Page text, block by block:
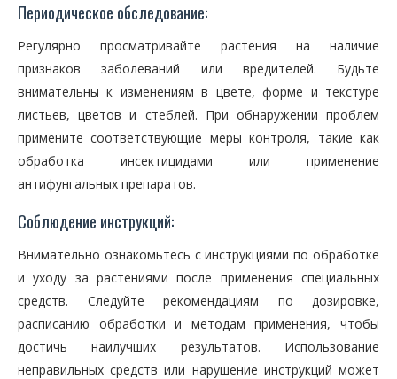
Периодическое обследование:
Регулярно просматривайте растения на наличие
признаков заболеваний или вредителей. Будьте
внимательны к изменениям в цвете, форме и текстуре
листьев, цветов и стеблей. При обнаружении проблем
примените соответствующие меры контроля, такие как
обработка инсектицидами или применение
антифунгальных препаратов.
Соблюдение инструкций:
Внимательно ознакомьтесь с инструкциями по обработке
и уходу за растениями после применения специальных
средств. Следуйте рекомендациям по дозировке,
расписанию обработки и методам применения, чтобы
достичь наилучших результатов. Использование
неправильных средств или нарушение инструкций может